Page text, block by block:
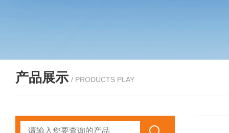
产品展示 / PRODUCTS PLAY